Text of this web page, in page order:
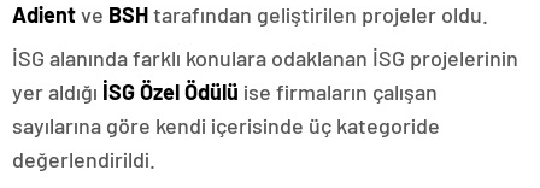
Adientve BSHtarafından geliştirilen projeler oldu.
İSG alanında farklı konulara odaklanan İSG projelerinin
yer aldığı İSG Özel Ödülü ise firmaların çalışan
sayılarına göre kendi içerisinde üç kategoride
değerlendirildi.